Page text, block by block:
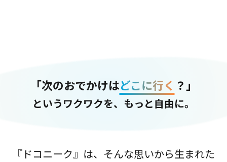
「次のおでかけはどこに行く ？」
というワクワクを、もっと自由に。
『ドコニーク』は、そんな思いから生まれた